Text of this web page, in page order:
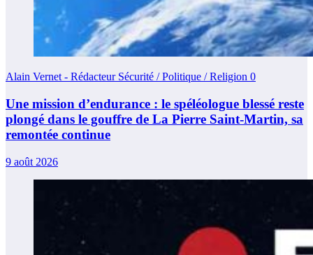
Alain Vernet - Rédacteur Sécurité / Politique / Religion 0
Une mission d’endurance : le spéléologue blessé reste
plongé dans le gouffre de La Pierre Saint-Martin, sa
remontée continue
9 août 2026